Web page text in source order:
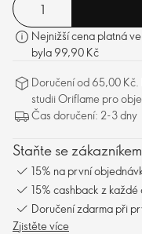
Nejnižší cena platná
byla 99,90 Kč
Doručení od 65,00
studii Oriflame pro
Čas doručení: 2-3 dny
Staňte se
15% na první
15% cashback z
Doručení zdarma při
Zjistěte více